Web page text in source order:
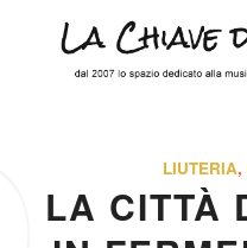
LIUTERIA,
LA CITTÀ